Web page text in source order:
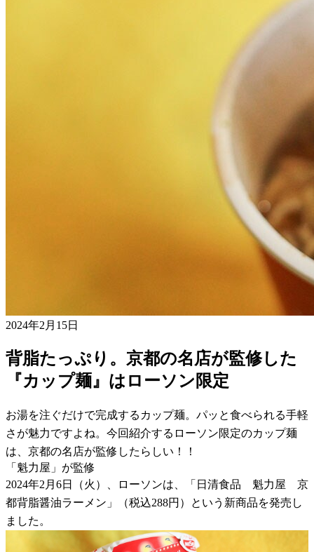
2024年2月15日
背脂たっぷり。京都の名店が監修した
『カップ麺』はローソン限定
お湯を注ぐだけで完成するカップ麺。パッと食べられる手軽
さが魅力ですよね。今回紹介するローソン限定のカップ麺
は、京都の名店が監修したらしい！！
「魁力屋」が監修
2024年2月6日（火）、ローソンは、「日清食品 魁力屋 京
都背脂醤油ラーメン」（税込288円）という新商品を発売し
ました。